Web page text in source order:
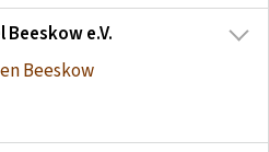
e.V.
Beeskow